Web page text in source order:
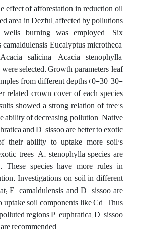
effect of afforestation in reduction oil
area in Dezful, affected by pollutions
burning was employed. Six
Eucalyptus microtheca,
salicina, Acacia stenophylla,
selected. Growth parameters, leaf
from different depths (0-30, 30-
related crown cover of each species
showed a strong relation of tree's
ability of decreasing pollution. Native
and D. sissoo are better to exotic
their ability to uptake more soil’s
trees, A. stenophylla species are
These species have more rules in
Investigations on soil in different
E. camaldulensis and D. sissoo are
uptake soil components like Cd. Thus
regions P. euphratica, D. sissoo
recommended.